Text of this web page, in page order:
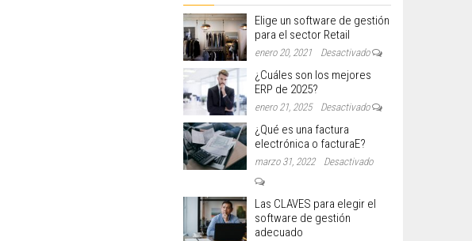
Elige un software de gestión
para el sector Retail
enero 20, 2021 Desactivado
¿Cuáles son los mejores
ERP de 2025?
enero 21, 2025 Desactivado
¿Qué es una factura
electrónica o facturaE?
marzo 31, 2022 Desactivado
Las CLAVES para elegir el
software de gestión
adecuado